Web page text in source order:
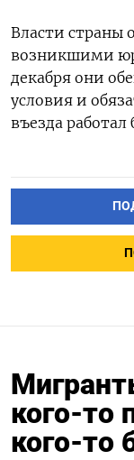
Власти страны
возникшими
декабря они
условия и
въезда
кого-то
кого-то